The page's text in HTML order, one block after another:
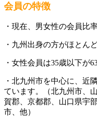
会員の特徴
・現在、男女性の会員比
・九州出身の方がほとん
・女性会員は35歳以下が
・北九州市を中心に、近
ています。（北九州市、
賀郡、京都郡、山口県宇
市、他）